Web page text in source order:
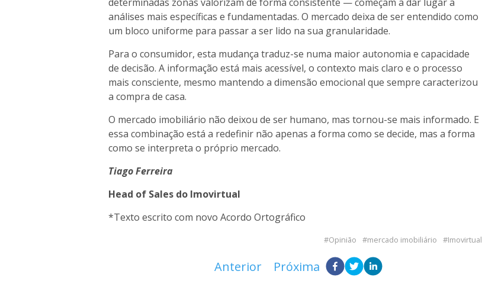
análises mais específicas e fundamentadas. O mercado deixa de ser entendido como
um bloco uniforme para passar a ser lido na sua granularidade.
Para o consumidor, esta mudança traduz-se numa maior autonomia e capacidade
de decisão. A informação está mais acessível, o contexto mais claro e o processo
mais consciente, mesmo mantendo a dimensão emocional que sempre caracterizou
a compra de casa.
O mercado imobiliário não deixou de ser humano, mas tornou-se mais informado. E
essa combinação está a redefinir não apenas a forma como se decide, mas a forma
como se interpreta o próprio mercado.
Tiago Ferreira
Head of Sales do Imovirtual
*Texto escrito com novo Acordo Ortográfico
Opinião mercado imobiliário Imovirtual
Anterior Próxima